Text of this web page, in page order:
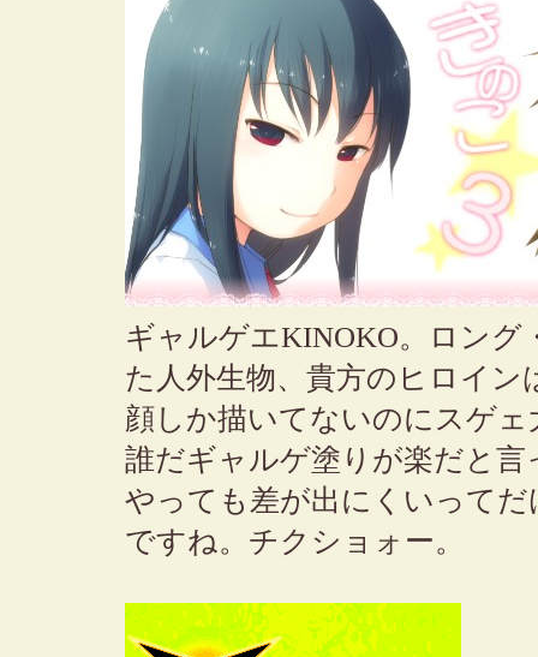
ギャルゲエKINOKO。ロン
た人外生物、貴方のヒロイ
顔しか描いてないのにスゲェ
誰だギャルゲ塗りが楽だと
やっても差が出にくいって
ですね。チクショォー。